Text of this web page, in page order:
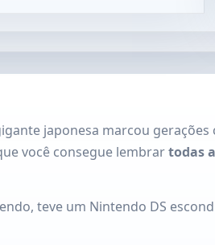
japonesa marcou
você consegue lembrartodas
teve um Nintendo DS